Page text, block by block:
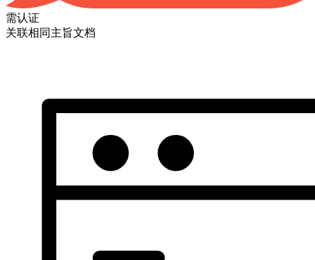
需认证
关联相同主旨文档